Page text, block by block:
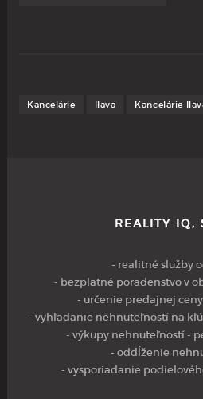
Kancelárie Ilava Kancelárie
REALITY IQ,
- realitné služby
- bezplatné poradenstvo v
- určenie predajnej
- vyhľadanie nehnuteľností na
- výkupy nehnuteľností -
- oddĺženie
- vysporiadanie